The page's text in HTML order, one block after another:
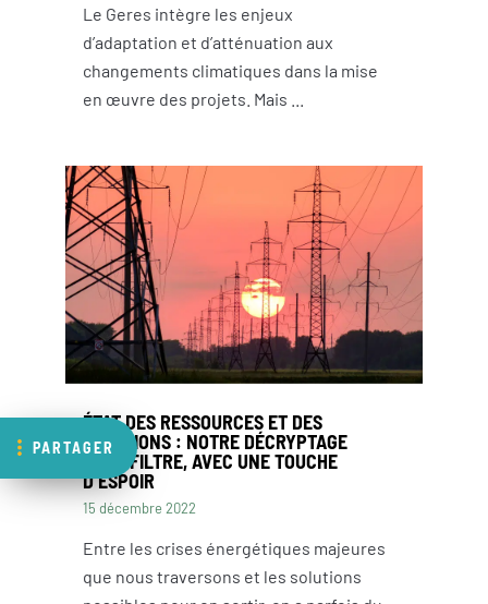
PARTAGER
Le Geres intègre les enjeux
d’adaptation et d’atténuation aux
changements climatiques dans la mise
en œuvre des projets. Mais ...
ÉTAT DES RESSOURCES ET DES
SOLUTIONS : NOTRE DÉCRYPTAGE
SANS FILTRE, AVEC UNE TOUCHE
D’ESPOIR
15 décembre 2022
Entre les crises énergétiques majeures
que nous traversons et les solutions